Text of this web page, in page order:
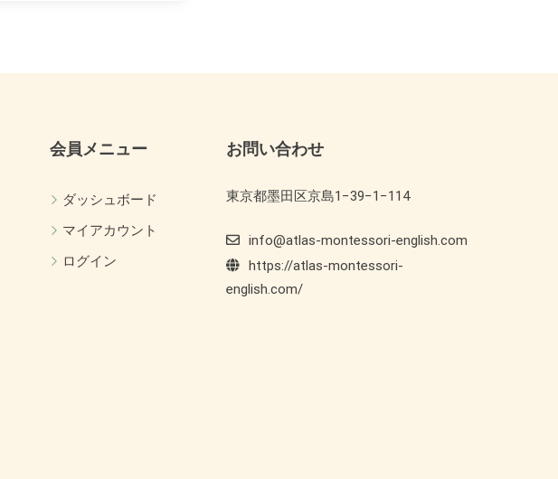
会員メニュー
ダッシュボード
マイアカウント
ログイン
お問い合わせ
東京都墨田区京島1−39−1−114
info@atlas-montessori-english.com
https://atlas-montessori-
english.com/